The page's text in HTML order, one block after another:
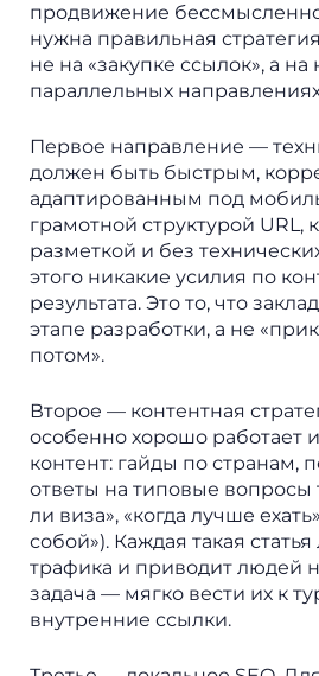
продвижение
нужна правильная
не на «закупке ссылок», а на
параллельных
Первое направление —
должен быть быстрым,
адаптированным под
грамотной структурой URL,
разметкой и без
этого никакие усилия по
результата. Это то, что
этапе разработки, а не
потом».
Второе — контентная
особенно хорошо
контент: гайды по странам,
ответы на типовые вопросы
ли виза», «когда лучше
собой»). Каждая такая
трафика и приводит людей
задача — мягко вести их к
внутренние ссылки.